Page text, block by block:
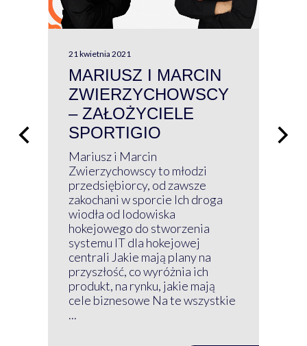
21 kwietnia 2021
MARIUSZ I MARCIN
ZWIERZYCHOWSCY
– ZAŁOŻYCIELE
SPORTIGIO
Mariusz i Marcin
Zwierzychowscy to młodzi
przedsiębiorcy, od zawsze
zakochani w sporcie Ich droga
wiodła od lodowiska
hokejowego do stworzenia
systemu IT dla hokejowej
centrali Jakie mają plany na
przyszłość, co wyróżnia ich
produkt, na rynku, jakie mają
cele biznesowe Na te wszystkie
...